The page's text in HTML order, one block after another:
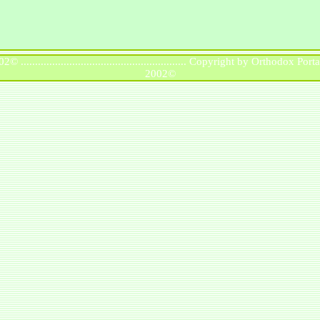
.......................................................... Copyright by Orthodox
2002©